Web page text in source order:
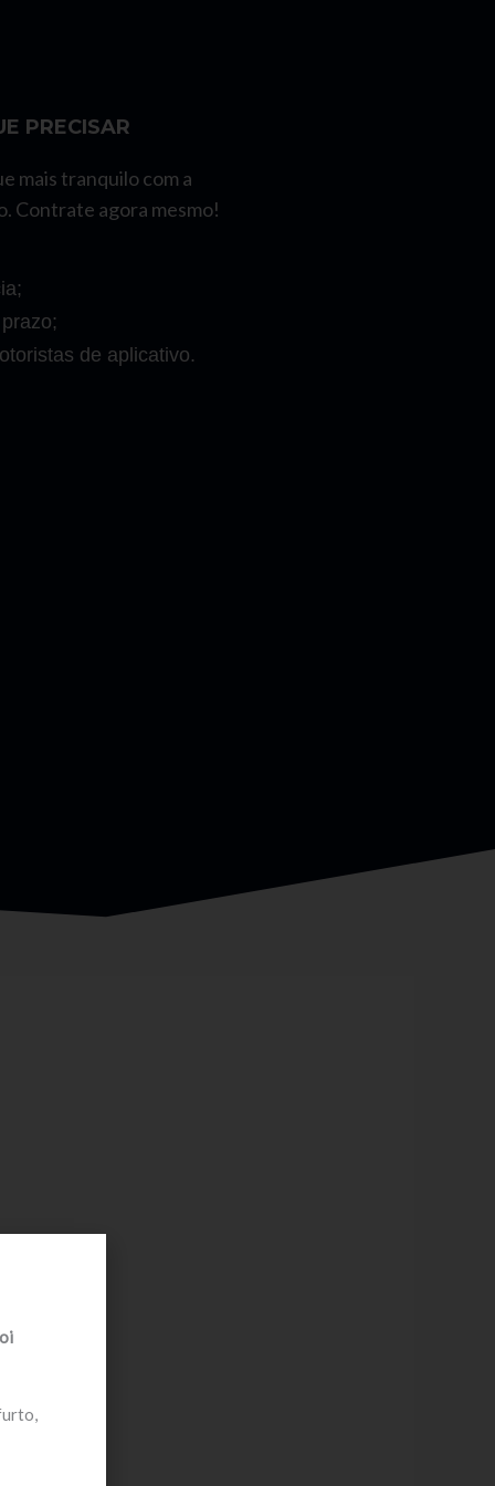
PRECISAR
mais tranquilo com a
Contrate agora mesmo!
de aplicativo.